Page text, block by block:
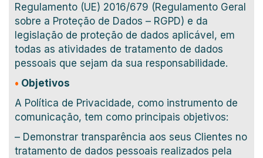
Regulamento (UE) 2016/679 (Regulamento Geral
sobre a Proteção de Dados – RGPD) e da
legislação de proteção de dados aplicável, em
todas as atividades de tratamento de dados
pessoais que sejam da sua responsabilidade.
• Objetivos
A Política de Privacidade, como instrumento de
comunicação, tem como principais objetivos:
– Demonstrar transparência aos seus Clientes no
tratamento de dados pessoais realizados pela